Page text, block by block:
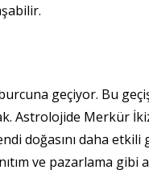
geçiyor. Bu
Astrolojide Merkür
doğasını daha
ve pazarlama gibi